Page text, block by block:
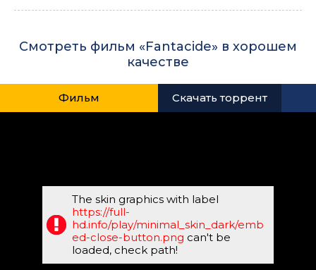
Смотреть фильм «Fantacide» в хорошем
качестве
Фильм Скачать торрент
The skin graphics with label
https://full-
hd.info/play/minimal_skin_dark/emb
ed-close-button.png can't be
loaded, check path!